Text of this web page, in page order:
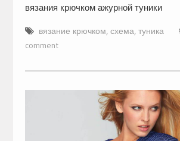
вязания крючком ажурной туники
вязание крючком, схема, туника
comment